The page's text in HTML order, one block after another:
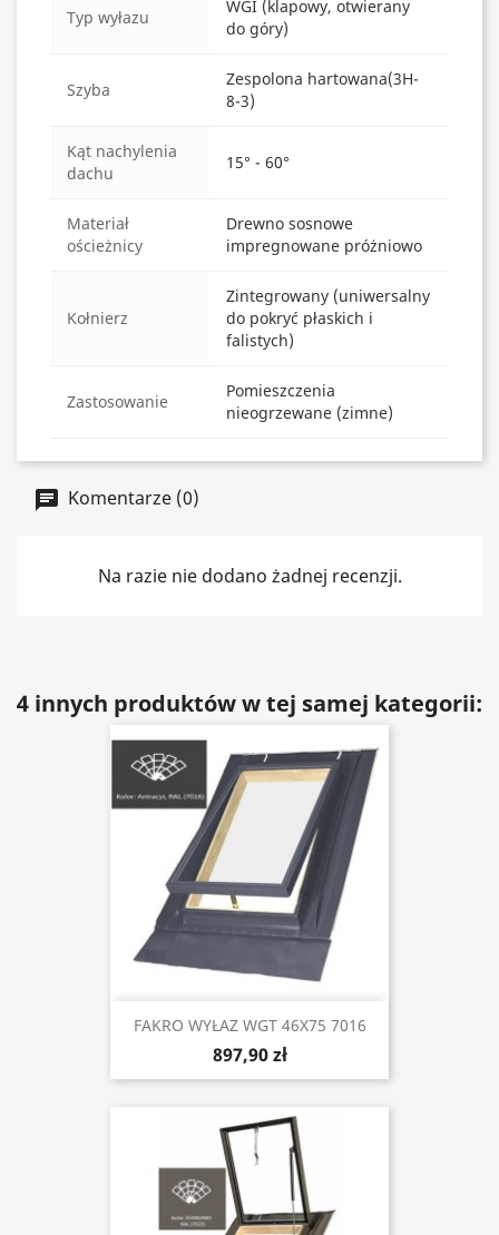
Typ wyłazu
WGI (klapowy, otwierany
do góry)
Szyba
Zespolona hartowana(3H-
8-3)
Kąt nachylenia
dachu
15° - 60°
Materiał
ościeżnicy
Drewno sosnowe
impregnowane próżniowo
Kołnierz
Zintegrowany (uniwersalny
do pokryć płaskich i
falistych)
Zastosowanie
Pomieszczenia
nieogrzewane (zimne)
Komentarze (0)
Na razie nie dodano żadnej recenzji.
4 innych produktów w tej samej kategorii:
FAKRO WYŁAZ WGT 46X75 7016
897,90 zł